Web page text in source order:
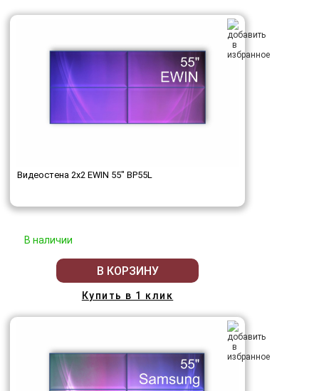
Видеостена 2x2 EWIN 55" BP55L
В наличии
В КОРЗИНУ
Купить в 1 клик